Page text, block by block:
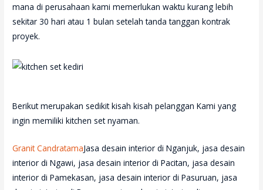
mana di perusahaan kami memerlukan waktu kurang lebih
sekitar 30 hari atau 1 bulan setelah tanda tanggan kontrak
proyek.
Berikut merupakan sedikit kisah kisah pelanggan Kami yang
ingin memiliki kitchen set nyaman.
Granit CandratamaJasa desain interior di Nganjuk, jasa desain
interior di Ngawi, jasa desain interior di Pacitan, jasa desain
interior di Pamekasan, jasa desain interior di Pasuruan, jasa